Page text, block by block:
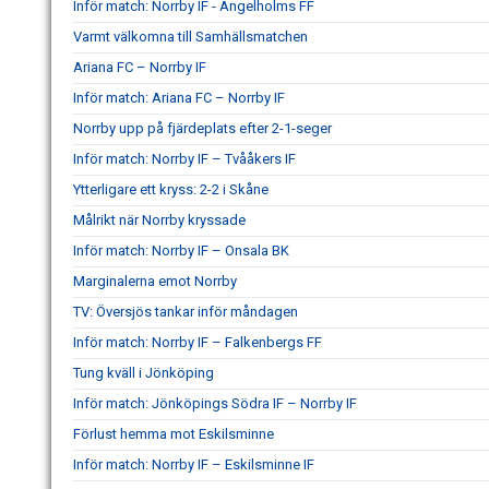
Inför match: Norrby IF - Ängelholms FF
Varmt välkomna till Samhällsmatchen
Ariana FC – Norrby IF
Inför match: Ariana FC – Norrby IF
Norrby upp på fjärdeplats efter 2-1-seger
Inför match: Norrby IF – Tvååkers IF
Ytterligare ett kryss: 2-2 i Skåne
Målrikt när Norrby kryssade
Inför match: Norrby IF – Onsala BK
Marginalerna emot Norrby
TV: Översjös tankar inför måndagen
Inför match: Norrby IF – Falkenbergs FF
Tung kväll i Jönköping
Inför match: Jönköpings Södra IF – Norrby IF
Förlust hemma mot Eskilsminne
Inför match: Norrby IF – Eskilsminne IF